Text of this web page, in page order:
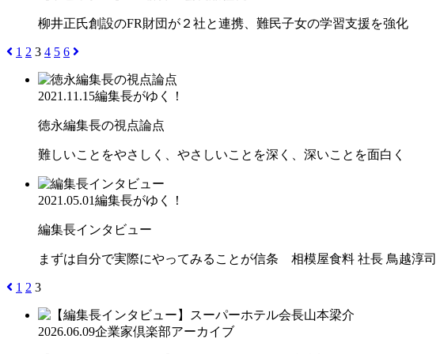
柳井正氏創設のFR財団が２社と連携、難民子女の学習支援を強化
1 2 3 4 5 6
2021.11.15編集長がゆく！
徳永編集長の視点論点
難しいことをやさしく、やさしいことを深く、深いことを面白く
2021.05.01編集長がゆく！
編集長インタビュー
まずは自分で実際にやってみることが信条 相模屋食料 社長 鳥越淳司
1 2 3
2026.06.09企業家倶楽部アーカイブ